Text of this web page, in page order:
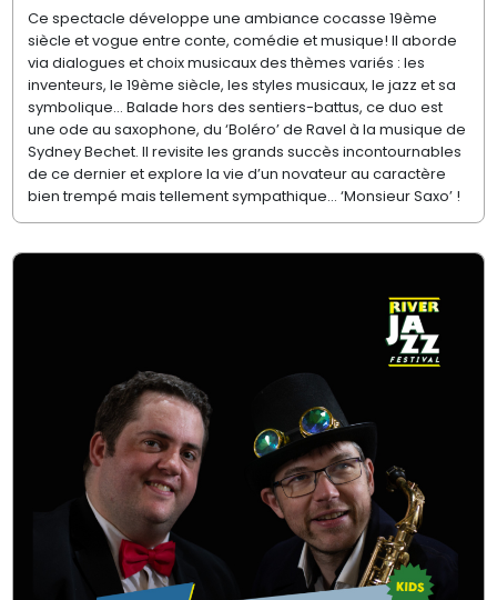
Ce spectacle développe une ambiance cocasse 19ème
siècle et vogue entre conte, comédie et musique! Il aborde
via dialogues et choix musicaux des thèmes variés : les
inventeurs, le 19ème siècle, les styles musicaux, le jazz et sa
symbolique… Balade hors des sentiers-battus, ce duo est
une ode au saxophone, du ‘Boléro’ de Ravel à la musique de
Sydney Bechet. Il revisite les grands succès incontournables
de ce dernier et explore la vie d’un novateur au caractère
bien trempé mais tellement sympathique… ‘Monsieur Saxo’ !